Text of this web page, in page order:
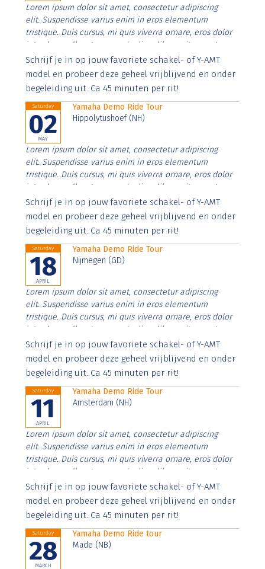
Lorem ipsum dolor sit amet, consectetur adipiscing
elit. Suspendisse varius enim in eros elementum
tristique. Duis cursus, mi quis viverra ornare, eros dolor
interdum nulla, ut commodo diam libero vitae erat.
Aenean faucibus nibh et justo cursus id rutrum lorem
imperdiet. Nunc ut sem vitae risus tristique posuere.
Schrijf je in op jouw favoriete schakel- of Y-AMT
model en probeer deze geheel vrijblijvend en onder
begeleiding uit. Ca 45 minuten per rit!
Saturday
02
MAY
Yamaha Demo Ride Tour
Hippolytushoef (NH)
Lorem ipsum dolor sit amet, consectetur adipiscing
elit. Suspendisse varius enim in eros elementum
tristique. Duis cursus, mi quis viverra ornare, eros dolor
interdum nulla, ut commodo diam libero vitae erat.
Aenean faucibus nibh et justo cursus id rutrum lorem
imperdiet. Nunc ut sem vitae risus tristique posuere.
Schrijf je in op jouw favoriete schakel- of Y-AMT
model en probeer deze geheel vrijblijvend en onder
begeleiding uit. Ca 45 minuten per rit!
Saturday
18
APRIL
Yamaha Demo Ride Tour
Nijmegen (GD)
Lorem ipsum dolor sit amet, consectetur adipiscing
elit. Suspendisse varius enim in eros elementum
tristique. Duis cursus, mi quis viverra ornare, eros dolor
interdum nulla, ut commodo diam libero vitae erat.
Aenean faucibus nibh et justo cursus id rutrum lorem
imperdiet. Nunc ut sem vitae risus tristique posuere.
Schrijf je in op jouw favoriete schakel- of Y-AMT
model en probeer deze geheel vrijblijvend en onder
begeleiding uit. Ca 45 minuten per rit!
Saturday
11
APRIL
Yamaha Demo Ride Tour
Amsterdam (NH)
Lorem ipsum dolor sit amet, consectetur adipiscing
elit. Suspendisse varius enim in eros elementum
tristique. Duis cursus, mi quis viverra ornare, eros dolor
interdum nulla, ut commodo diam libero vitae erat.
Aenean faucibus nibh et justo cursus id rutrum lorem
imperdiet. Nunc ut sem vitae risus tristique posuere.
Schrijf je in op jouw favoriete schakel- of Y-AMT
model en probeer deze geheel vrijblijvend en onder
begeleiding uit. Ca 45 minuten per rit!
Saturday
28
MARCH
Yamaha Demo Ride tour
Made (NB)